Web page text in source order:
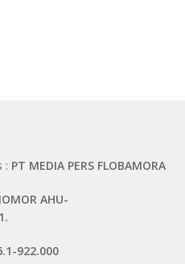
: PT MEDIA PERS FLOBAMORA
AHU-
922.000